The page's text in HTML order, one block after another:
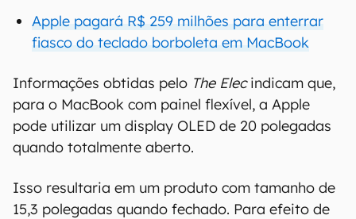
Apple pagará R$ 259 milhões para enterrar
fiasco do teclado borboleta em MacBook
Informações obtidas pelo The Elecindicam que,
para o MacBook com painel flexível, a Apple
pode utilizar um display OLED de 20 polegadas
quando totalmente aberto.
Isso resultaria em um produto com tamanho de
15,3 polegadas quando fechado. Para efeito de